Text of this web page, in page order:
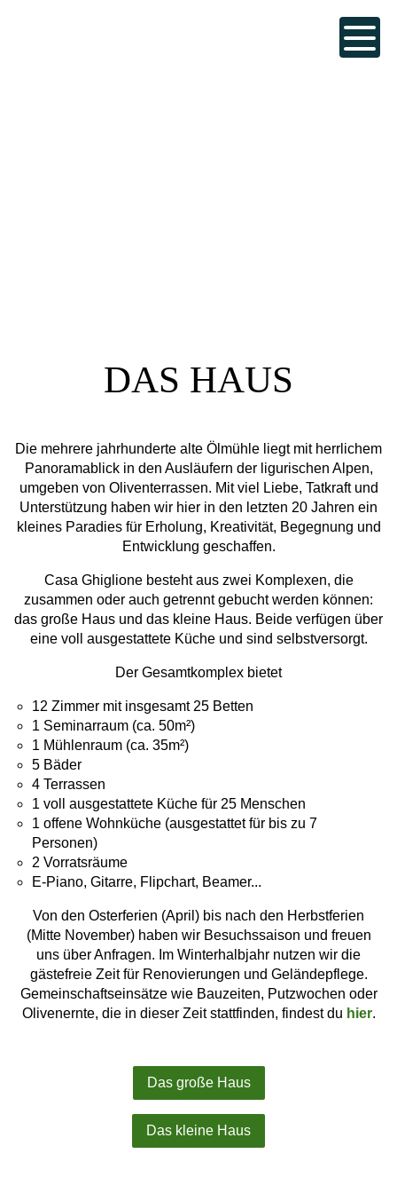
DAS HAUS
Die mehrere jahrhunderte alte Ölmühle liegt mit herrlichem
Panoramablick in den Ausläufern der ligurischen Alpen,
umgeben von Oliventerrassen. Mit viel Liebe, Tatkraft und
Unterstützung haben wir hier in den letzten 20 Jahren ein
kleines Paradies für Erholung, Kreativität, Begegnung und
Entwicklung geschaffen.
Casa Ghiglione besteht aus zwei Komplexen, die
zusammen oder auch getrennt gebucht werden können:
das große Haus und das kleine Haus. Beide verfügen über
eine voll ausgestattete Küche und sind selbstversorgt.
Der Gesamtkomplex bietet
12 Zimmer mit insgesamt 25 Betten
1 Seminarraum (ca. 50m²)
1 Mühlenraum (ca. 35m²)
5 Bäder
4 Terrassen
1 voll ausgestattete Küche für 25 Menschen
1 offene Wohnküche (ausgestattet für bis zu 7
Personen)
2 Vorratsräume
E-Piano, Gitarre, Flipchart, Beamer...
Von den Osterferien (April) bis nach den Herbstferien
(Mitte November) haben wir Besuchssaison und freuen
uns über Anfragen. Im Winterhalbjahr nutzen wir die
gästefreie Zeit für Renovierungen und Geländepflege.
Gemeinschaftseinsätze wie Bauzeiten, Putzwochen oder
Olivenernte, die in dieser Zeit stattfinden, findest du hier.
Das große Haus
Das kleine Haus